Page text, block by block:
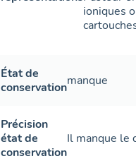
ioniques
État de
conservationmanque
Précision
état de
conservation
Il manque le